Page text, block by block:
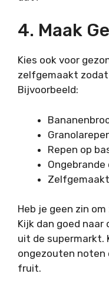
4. Maak
Kies ook voor
zelfgemaakt
Bijvoorbeeld:
Repen op
Heb je geen zin
Kijk dan goed
uit de supermarkt.
ongezouten noten
fruit.